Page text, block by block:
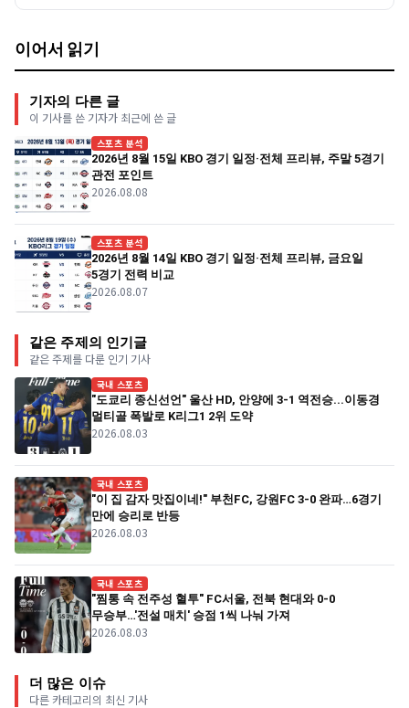
이어서 읽기
기자의 다른 글
이 기사를 쓴 기자가 최근에 쓴 글
스포츠 분석
2026년 8월 15일 KBO 경기 일정·전체 프리뷰, 주말 5경기
관전 포인트
2026.08.08
스포츠 분석
2026년 8월 14일 KBO 경기 일정·전체 프리뷰, 금요일
5경기 전력 비교
2026.08.07
같은 주제의 인기글
같은 주제를 다룬 인기 기사
국내 스포츠
"도쿄리 종신선언" 울산 HD, 안양에 3-1 역전승...이동경
멀티골 폭발로 K리그1 2위 도약
2026.08.03
국내 스포츠
"이 집 감자 맛집이네!" 부천FC, 강원FC 3-0 완파…6경기
만에 승리로 반등
2026.08.03
국내 스포츠
"찜통 속 전주성 혈투" FC서울, 전북 현대와 0-0
무승부…'전설 매치' 승점 1씩 나눠 가져
2026.08.03
더 많은 이슈
다른 카테고리의 최신 기사